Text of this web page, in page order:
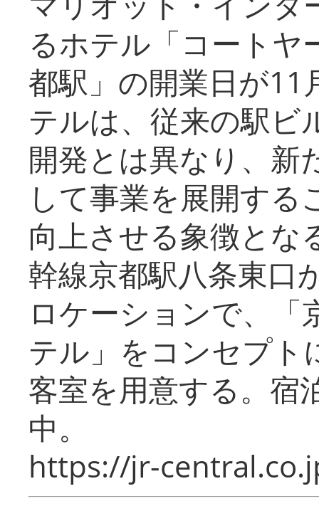
るホテル「コートヤ
都駅」の開業日が11
テルは、従来の駅ビ
開発とは異なり、新
して事業を展開する
向上させる象徴とな
幹線京都駅八条東口
ロケーションで、「
テル」をコンセプト
客室を用意する。宿
中。
https://jr-